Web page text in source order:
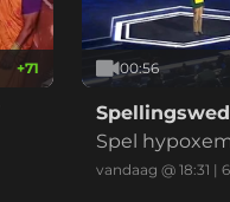
+71 00:56
Spel
vandaag @ 18:31 |